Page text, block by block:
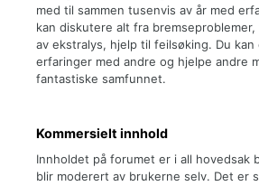
med til sammen tusenvis av år med
kan diskutere alt fra
av ekstralys, hjelp til feilsøking. Du kan
erfaringer med andre og hjelpe andre
fantastiske samfunnet.
Kommersielt innhold
Innholdet på forumet er i all hovedsak
blir moderert av brukerne selv. Det er